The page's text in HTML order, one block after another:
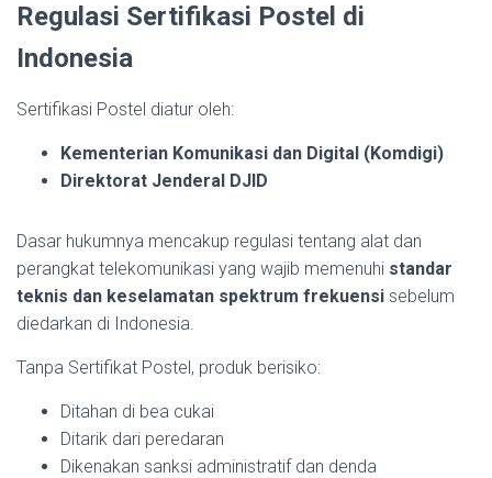
Regulasi Sertifikasi Postel di
Indonesia
Sertifikasi Postel diatur oleh:
Kementerian Komunikasi dan Digital (Komdigi)
Direktorat Jenderal DJID
Dasar hukumnya mencakup regulasi tentang alat dan
perangkat telekomunikasi yang wajib memenuhi standar
teknis dan keselamatan spektrum frekuensi sebelum
diedarkan di Indonesia.
Tanpa Sertifikat Postel, produk berisiko:
Ditahan di bea cukai
Ditarik dari peredaran
Dikenakan sanksi administratif dan denda